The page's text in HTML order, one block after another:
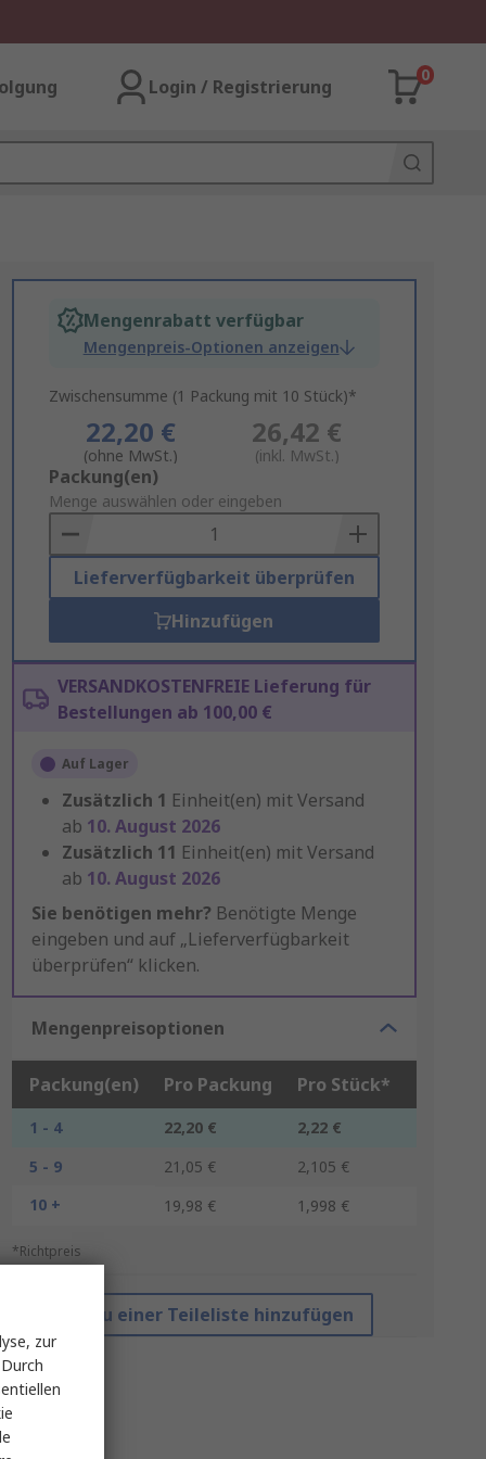
Login / Registrierung
0
Mengenrabatt verfügbar
Mengenpreis-Optionen anzeigen
Zwischensumme (1 Packung mit 10 Stück)*
22,20 €
(ohne MwSt.)
26,42 €
(inkl. MwSt.)
Add
to
Basket
Packung(en)
Menge auswählen oder eingeben
Lieferverfügbarkeit überprüfen
Hinzufügen
VERSANDKOSTENFREIE Lieferung für
Bestellungen ab 100,00 €
Auf Lager
Zusätzlich 1 Einheit(en) mit Versand
ab 10. August 2026
Zusätzlich 11 Einheit(en) mit Versand
ab 10. August 2026
Sie benötigen mehr? Benötigte Menge
eingeben und auf „Lieferverfügbarkeit
überprüfen“ klicken.
Mengenpreisoptionen
Packung(en) Pro Packung Pro Stück*
1 - 4 22,20 €
2,22 €
5 - 9
21,05 €
2,105 €
10 +
19,98 € 1,998 €
*Richtpreis
Zu einer Teileliste hinzufügen
zur